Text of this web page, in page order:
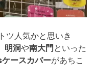
ツ人気かと思いき
明洞や南大門といった
ースカバーがあちこ